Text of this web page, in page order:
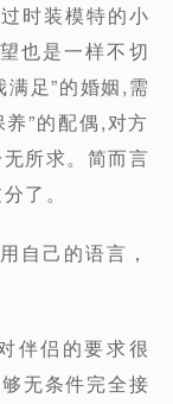
时装模特的小
也是一样不切
满足”的婚姻,需
”的配偶,对方
所求。简而言
了。
自己的语言，
伴侣的要求很
无条件完全接